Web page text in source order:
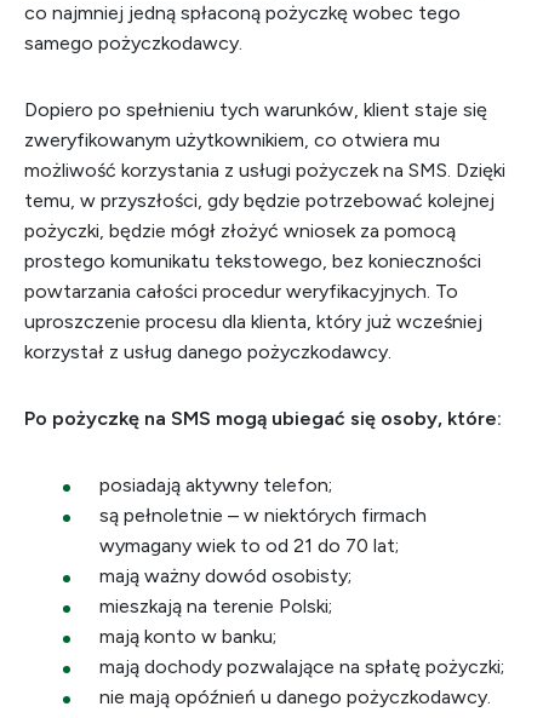
co najmniej jedną spłaconą pożyczkę wobec tego
samego pożyczkodawcy.
Dopiero po spełnieniu tych warunków, klient staje się
zweryfikowanym użytkownikiem, co otwiera mu
możliwość korzystania z usługi pożyczek na SMS. Dzięki
temu, w przyszłości, gdy będzie potrzebować kolejnej
pożyczki, będzie mógł złożyć wniosek za pomocą
prostego komunikatu tekstowego, bez konieczności
powtarzania całości procedur weryfikacyjnych. To
uproszczenie procesu dla klienta, który już wcześniej
korzystał z usług danego pożyczkodawcy.
Po pożyczkę na SMS mogą ubiegać się osoby, które:
posiadają aktywny telefon;
są pełnoletnie – w niektórych firmach
wymagany wiek to od 21 do 70 lat;
mają ważny dowód osobisty;
mieszkają na terenie Polski;
mają konto w banku;
mają dochody pozwalające na spłatę pożyczki;
nie mają opóźnień u danego pożyczkodawcy.